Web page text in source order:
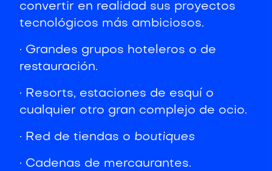
convertir en realidad sus proyectos
tecnológicos más ambiciosos.
· Grandes grupos hoteleros o de
restauración.
· Resorts, estaciones de esquí o
cualquier otro gran complejo de ocio.
· Red de tiendas o boutiques
· Cadenas de mercaurantes.